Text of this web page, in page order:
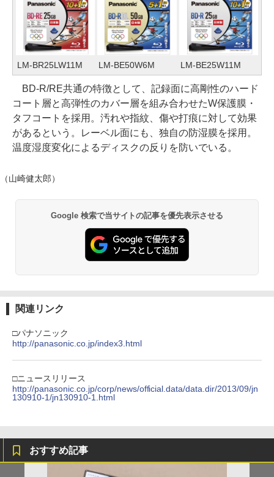
LM-BR25LW11M LM-BE50W6M LM-BE25W11M
BD-R/RE共通の特徴として、記録面に高剛性のハード
コート層と高弾性のカバー層を組み合わせたW保護膜・
タフコートを採用。汚れや指紋、傷や打痕に対して効果
があるという。レーベル面にも、独自の防湿膜を採用。
温度湿度変化によるディスクの反りを防いでいる。
（山崎健太郎）
Google 検索で当サイトの記事を優先表示させる
関連リンク
□パナソニック
http://panasonic.co.jp/index3.html
□ニュースリリース
http://panasonic.co.jp/corp/news/official.data/data.dir/2013/09/jn
130910-1/jn130910-1.html
おすすめ記事